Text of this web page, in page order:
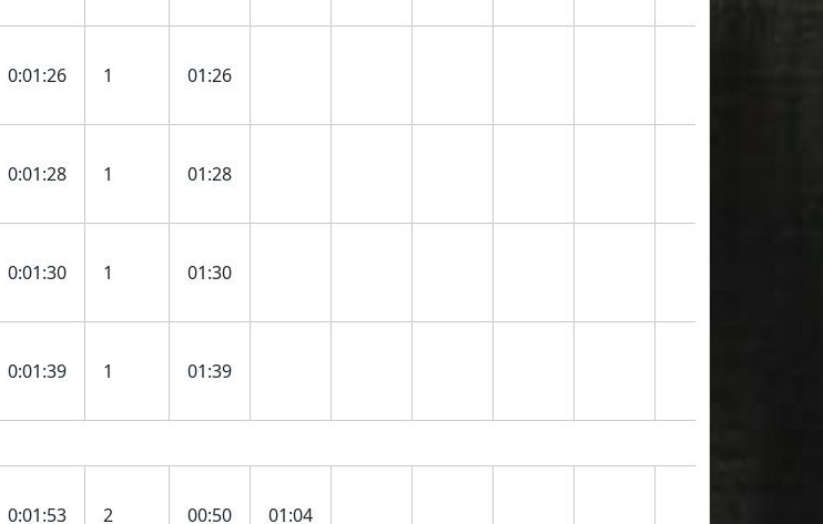
0:01:26 1 01:26
0:01:28 1 01:28
0:01:30 1 01:30
0:01:39 1 01:39
0:01:53 2 00:50 01:04